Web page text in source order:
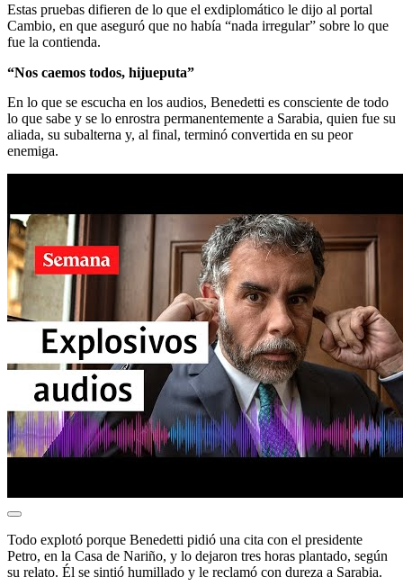
Estas pruebas difieren de lo que el exdiplomático le dijo al portal
Cambio, en que aseguró que no había “nada irregular” sobre lo que
fue la contienda.
“Nos caemos todos, hijueputa”
En lo que se escucha en los audios, Benedetti es consciente de todo
lo que sabe y se lo enrostra permanentemente a Sarabia, quien fue su
aliada, su subalterna y, al final, terminó convertida en su peor
enemiga.
Todo explotó porque Benedetti pidió una cita con el presidente
Petro, en la Casa de Nariño, y lo dejaron tres horas plantado, según
su relato. Él se sintió humillado y le reclamó con dureza a Sarabia.